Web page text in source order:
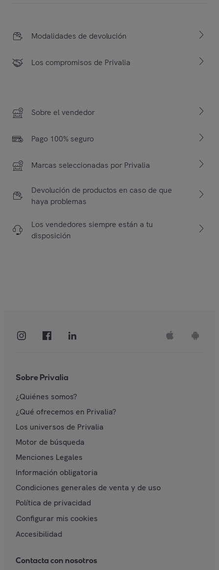
Modalidades de devolución
Los compromisos de Privalia
Sobre el vendedor
Pago 100% seguro
Marcas seleccionadas por Privalia
Devolución de productos en caso de que
haya problemas
Los vendedores siempre están a tu
disposición
Sobre Privalia
¿Quiénes somos?
¿Qué ofrecemos en Privalia?
Los universos de Privalia
Motor de búsqueda
Menciones Legales
Información obligatoria
Condiciones generales de venta y de uso
Política de privacidad
Configurar mis cookies
Accesibilidad
Contacta con nosotros